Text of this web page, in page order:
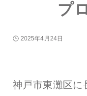
プ
2025年4月24日
神戸市東灘区に